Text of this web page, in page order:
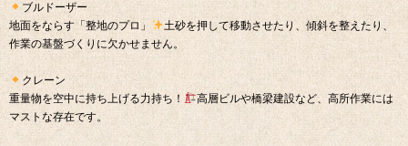
ブルドーザー
地面をならす「整地のプロ」
土砂を押して移動させたり、傾斜を整えたり、
作業の基盤づくりに欠かせません。
クレーン
重量物を空中に持ち上げる力持ち！
高層ビルや橋梁建設など、高所作業には
マストな存在です。